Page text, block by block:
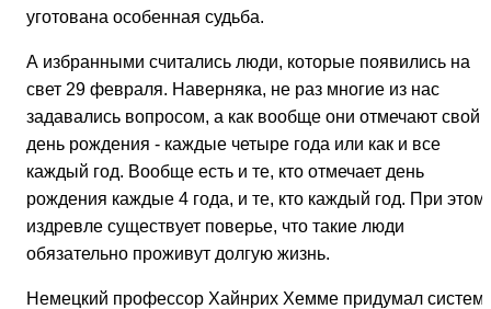
уготована особенная судьба.
А избранными считались люди, которые появились на
свет 29 февраля. Наверняка, не раз многие из нас
задавались вопросом, а как вообще они отмечают свой
день рождения - каждые четыре года или как и все
каждый год. Вообще есть и те, кто отмечает день
рождения каждые 4 года, и те, кто каждый год. При этом
издревле существует поверье, что такие люди
обязательно проживут долгую жизнь.
Немецкий профессор Хайнрих Хемме придумал